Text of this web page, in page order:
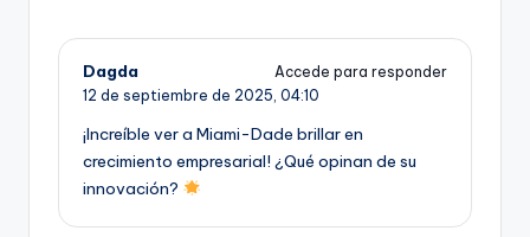
Dagda
Accede para responder
12 de septiembre de 2025, 04:10
¡Increíble ver a Miami-Dade brillar en
crecimiento empresarial! ¿Qué opinan de su
innovación?